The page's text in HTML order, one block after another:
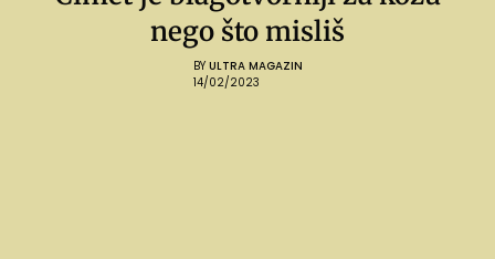
nego što misliš
BY ULTRA MAGAZIN
14/02/2023